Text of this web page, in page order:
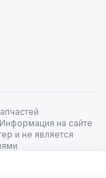
на сайте
и не является